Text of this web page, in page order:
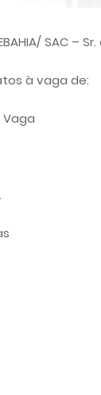
SAC –
à vaga de:
Vaga